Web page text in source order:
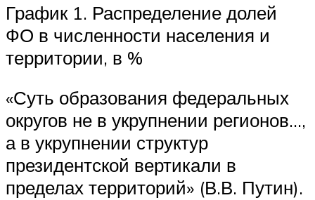
График 1. Распределение долей
ФО в численности населения и
территории, в %
«Суть образования федеральных
округов не в укрупнении регионов…,
а в укрупнении структур
президентской вертикали в
пределах территорий» (В.В. Путин).